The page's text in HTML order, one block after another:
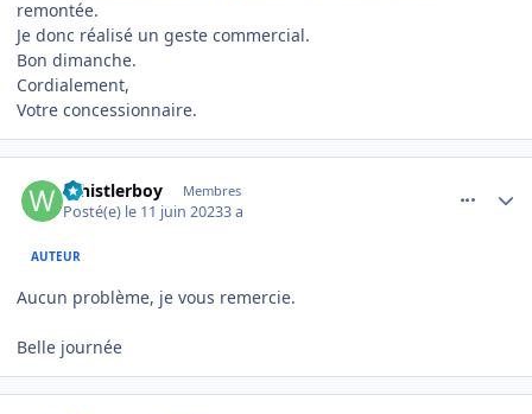
remontée.
Je donc réalisé un geste commercial.
Bon dimanche.
Cordialement,
Votre concessionnaire.
Whistlerboy Membres
Posté(e) le 11 juin 20233 a
AUTEUR
Aucun problème, je vous remercie.
Belle journée